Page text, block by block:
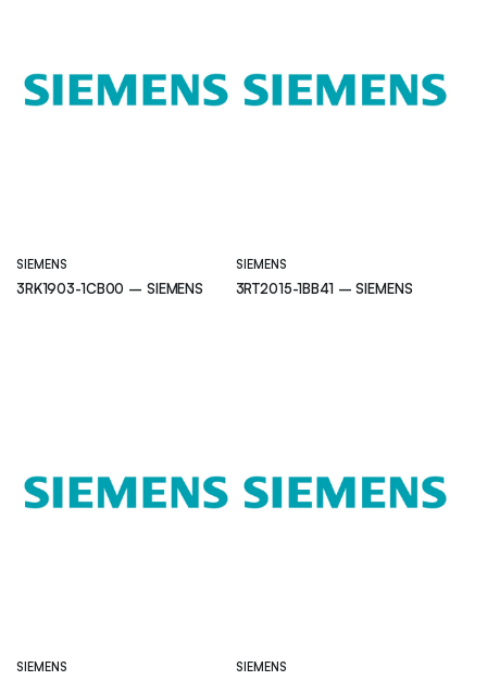
SIEMENS
3RK1903-1CB00 – SIEMENS
SIEMENS
3RT2015-1BB41 – SIEMENS
SIEMENS SIEMENS